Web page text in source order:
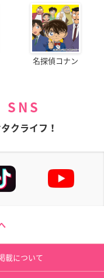
名探偵コナン
SNS
クライフ！
載について